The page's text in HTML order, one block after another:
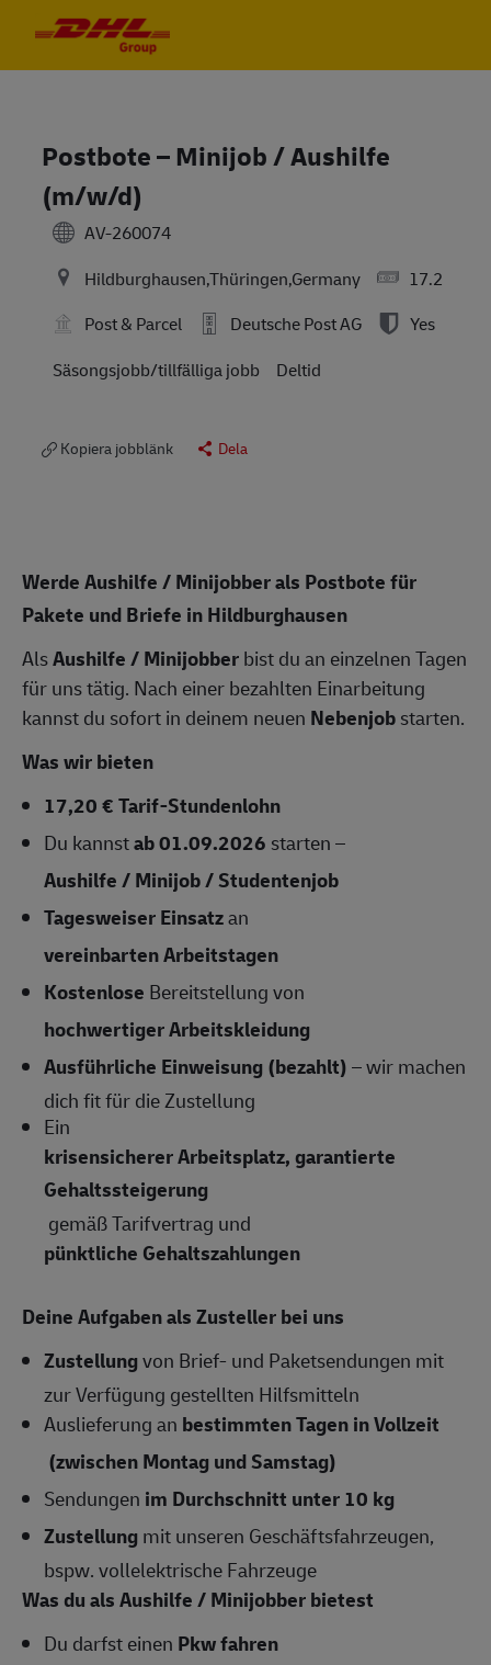
Postbote – Minijob / Aushilfe
(m/w/d)
AV-260074
Hildburghausen,Thüringen,Germany
17.2
Post & Parcel
Deutsche Post AG
Yes
Säsongsjobb/tillfälliga jobb
Deltid
Kopiera jobblänk Dela
Werde Aushilfe / Minijobber als Postbote für
Pakete und Briefe in Hildburghausen
AlsAushilfe / Minijobberbist du an einzelnen Tagen
für uns tätig. Nach einer bezahlten Einarbeitung
kannst du sofort in deinem neuen Nebenjobstarten.
Was wir bieten
17,20 € Tarif-Stundenlohn
Du kannstab 01.09.2026 starten –
Aushilfe / Minijob / Studentenjob
Tagesweiser Einsatzan
vereinbarten Arbeitstagen
Kostenlose Bereitstellung von
hochwertiger Arbeitskleidung
Ausführliche Einweisung (bezahlt)– wir machen
dich fit für die Zustellung
Ein
krisensicherer Arbeitsplatz, garantierte
Gehaltssteigerung
gemäß Tarifvertrag und
pünktliche Gehaltszahlungen
Deine Aufgaben als Zusteller bei uns
Zustellungvon Brief- und Paketsendungen mit
zur Verfügung gestellten Hilfsmitteln
Auslieferung an bestimmten Tagen in Vollzeit
(zwischen Montag und Samstag)
Sendungen im Durchschnitt unter 10 kg
Zustellungmit unseren Geschäftsfahrzeugen,
bspw. vollelektrische Fahrzeuge
Was du als Aushilfe / Minijobber bietest
Du darfst einen Pkw fahren